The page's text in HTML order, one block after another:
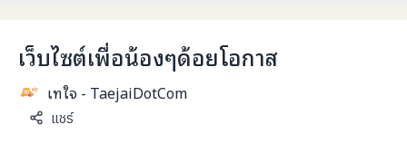
098-615-5885
info@taejai.com
เว็บไซต์เพื่อน้องๆด้อยโอกาส
เทใจ - TaejaiDotCom
แชร์